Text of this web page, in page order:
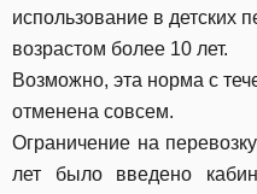
использование в детских
возрастом более 10 лет.
Возможно, эта норма с
отменена совсем.
Ограничение на
лет было введено